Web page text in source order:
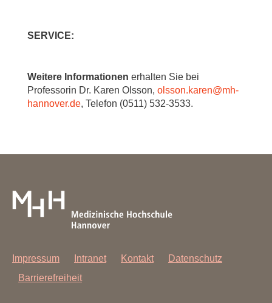
SERVICE:
Weitere Informationen erhalten Sie bei
Professorin Dr. Karen Olsson, olsson.karen@mh-
hannover.de, Telefon (0511) 532-3533.
Impressum Intranet Kontakt
Datenschutz
Barrierefreiheit